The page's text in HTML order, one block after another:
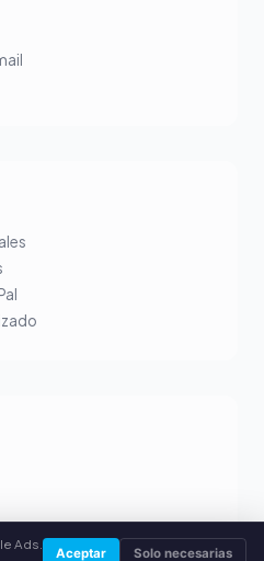
Ads.
Aceptar Solo necesarias